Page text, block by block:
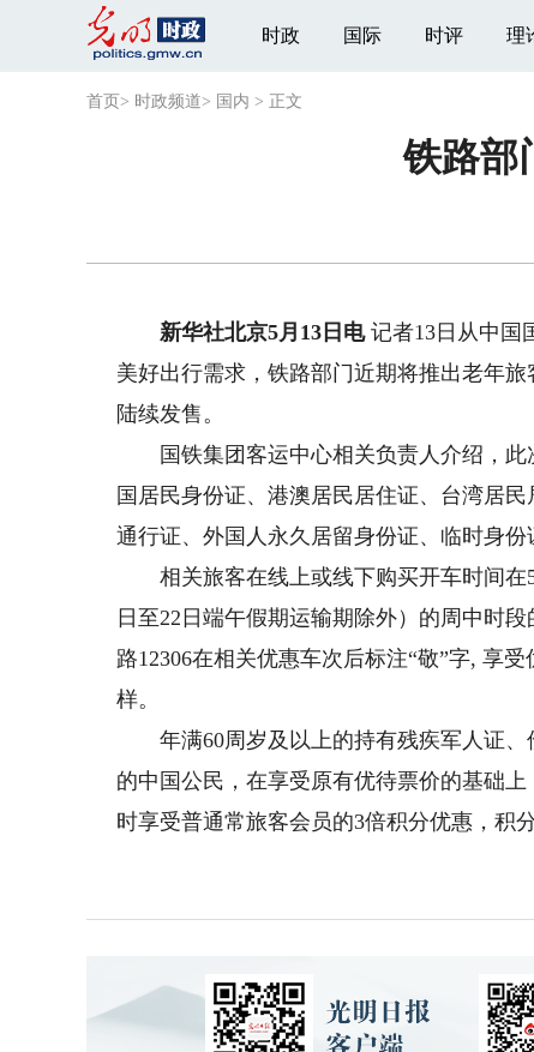
时政 国际 时评 理
首页 > 时政频道> 国内 > 正文
铁路部
新华社北京5月13日电记者13日从中国
美好出行需求，铁路部门近期将推出老年
陆续发售。
国铁集团客运中心相关负责人介绍，此
国居民身份证、港澳居民居住证、台湾居
通行证、外国人永久居留身份证、临时身份
相关旅客在线上或线下购买开车时间在5
日至22日端午假期运输期除外）的周中时
路12306在相关优惠车次后标注“敬”字, 享
样。
年满60周岁及以上的持有残疾军人证、
的中国公民，在享受原有优待票价的基础
时享受普通常旅客会员的3倍积分优惠，积